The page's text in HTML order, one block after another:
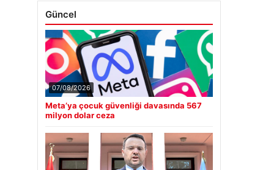
Güncel
07/08/2026
Meta’ya çocuk güvenliği davasında 567
milyon dolar ceza